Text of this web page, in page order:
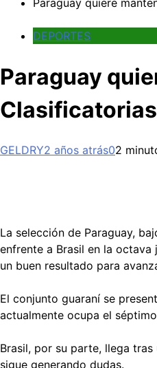
Paraguay quiere
DEPORTES
Paraguay
Clasificatorias
GELDRY2 años atrás02
La selección de Paraguay,
enfrente a Brasil en la
un buen resultado para
El conjunto guaraní se
actualmente ocupa el
Brasil, por su parte, llega
sigue generando dudas.